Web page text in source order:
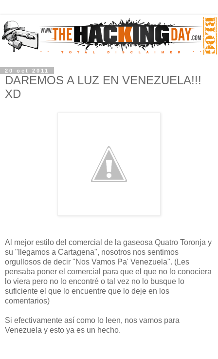
20 oct 2011
DAREMOS A LUZ EN VENEZUELA!!!
XD
Al mejor estilo del comercial de la gaseosa Quatro Toronja y
su "llegamos a Cartagena", nosotros nos sentimos
orgullosos de decir "Nos Vamos Pa' Venezuela". (Les
pensaba poner el comercial para que el que no lo conociera
lo viera pero no lo encontré o tal vez no lo busque lo
suficiente el que lo encuentre que lo deje en los
comentarios)
Si efectivamente así como lo leen, nos vamos para
Venezuela y esto ya es un hecho.